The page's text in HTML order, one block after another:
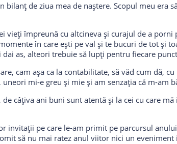
de ziua mea de naștere. Scopul meu era
vieți împreună cu altcineva și curajul de a
în care ești pe val și te bucuri de tot și
as, alteori trebuie să lupți pentru fiecare
cam așa ca la contabilitate, să văd cum dă,
mi-e greu și mie și am senzația că m-am
câțiva ani buni sunt atentă și la cei cu care
invitații pe care le-am primit pe parcursul
să nu mai ratez anul viitor nici un eveniment